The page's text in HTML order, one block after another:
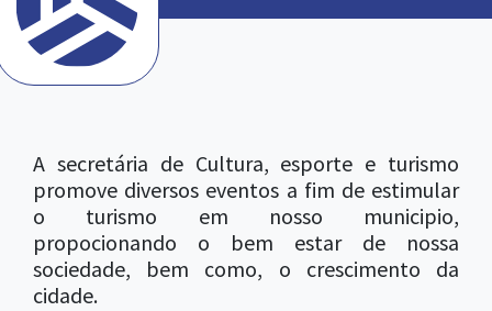
A secretária de Cultura, esporte e turismo
promove diversos eventos a fim de estimular
o turismo em nosso municipio,
propocionando o bem estar de nossa
sociedade, bem como, o crescimento da
cidade.